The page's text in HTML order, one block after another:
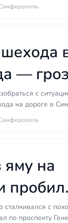
водителей
без
или инспектора;
срока на
ремонт
со
—
с
на дороге в
на
пробил
можно
сталкивался с
по проспекту